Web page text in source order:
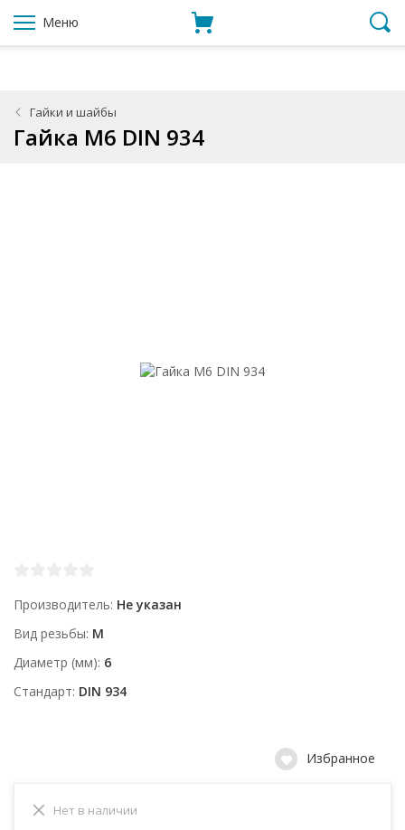
Меню
Гайки и шайбы
Гайка М6 DIN 934
Производитель Не указан
Вид резьбы М
Диаметр (мм) 6
Стандарт DIN 934
Избранное
Нет в наличии